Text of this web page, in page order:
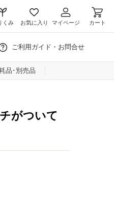
くみ お気に入り マイページ カート
ご利用ガイド・お問合せ
品･別売品
がついて